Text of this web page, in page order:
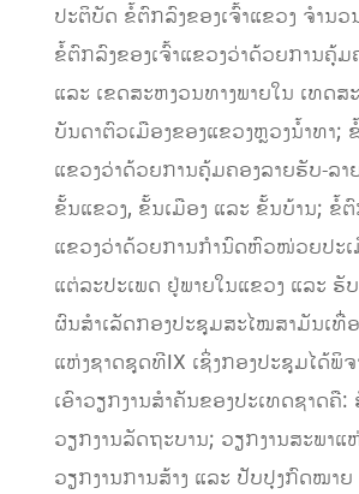
ປະຕິບັດ ຂໍ້ຕົກລົງຂອງເຈົ້າແຂວງ ຈໍານ
ຂໍ້ຕົກລົງຂອງເຈົ້າແຂວງວ່າດ້ວຍການຄຸ້ມ
ແລະ ເຂດສະຫງວນທາງພາຍໃນ ເທດສ
ບັນດາຕົວເມືອງຂອງແຂວງຫຼວງນໍ້າທາ;
ແຂວງວ່າດ້ວຍການຄຸ້ມຄອງລາຍຮັບ-ລາ
ຂັ້ນແຂວງ, ຂັ້ນເມືອງ ແລະ ຂັ້ນບ້ານ; ຂໍ້ຕົ
ແຂວງວ່າດ້ວຍການກໍານົດຫົວໜ່ວຍປະ
ແຕ່ລະປະເພດ ຢູ່ພາຍໃນແຂວງ ແລະ ຮັ
ຜົນສຳເລັດກອງປະຊຸມສະໄໝສາມັນເທື່
ແຫ່ງຊາດຊຸດທີIX ເຊິ່ງກອງປະຊຸມໄດ້ພິ
ເອົາວຽກງານສໍາຄັນຂອງປະເທດຊາດຄື:
ວຽກງານລັດຖະບານ; ວຽກງານສະພາແ
ວຽກງານການສ້າງ ແລະ ປັບປຸງກົດໝາ